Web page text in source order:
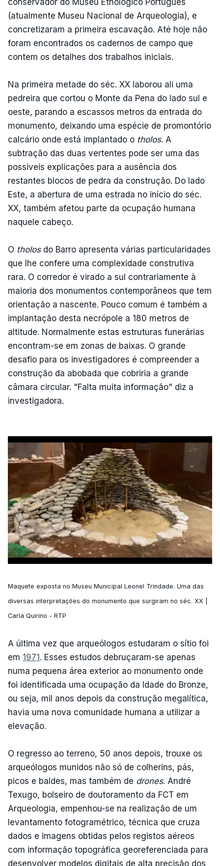
conservador do Museu Etnológico Português
(atualmente Museu Nacional de Arqueologia), e
concretizaram a primeira escavação. Até hoje não
foram encontrados os cadernos de campo que
contem os detalhes dos trabalhos iniciais.
Na primeira metade do séc. XX laborou ali uma
pedreira que cortou o Monte da Pena do lado sul e
oeste, parando a escassos metros da entrada do
monumento, deixando uma espécie de promontório
calcário onde está implantado o tholos. A
subtração das duas vertentes pode ser uma das
possiveis explicações para a ausência dos
restantes blocos de pedra da construção. Do lado
Este, a abertura de uma estrada no início do séc.
XX, também afetou parte da ocupação humana
naquele cabeço.
O tholosdo Barro apresenta várias particularidades
que lhe confere uma complexidade construtiva
rara. O corredor é virado a sul contrariamente à
maioria dos monumentos contemporâneos que tem
orientação a nascente. Pouco comum é também a
implantação desta necrópole a 180 metros de
altitude. Normalmente estas estruturas funerárias
encontram-se em zonas de baixas. O grande
desafio para os investigadores é compreender a
construção da abobada que cobriria a grande
câmara circular. "Falta muita informação" diz a
investigadora.
Maquete exposta no Museu Municipal Leonel Trindade. Uma das
diversas interpretações do monumento que surgiram no séc. XX |
Carla Quirino - RTP
A última vez que arqueólogos estudaram o sítio foi
em 1971 . Esses estudos debruçaram-se apenas
numa pequena área exterior ao monumento onde
foi identificada uma ocupação da Idade do Bronze,
ou seja, mil anos depois da construção megalítica,
havia uma nova comunidade humana a utilizar a
elevação.
O regresso ao terreno, 50 anos depois, trouxe os
arqueólogos munidos não só de colherins, pás,
picos e baldes, mas também de drones. André
Texugo, bolseiro de doutoramento da FCT em
Arqueologia, empenhou-se na realização de um
levantamento fotogramétrico, técnica que cruza
dados e imagens obtidas pelos registos aéreos
com informação topográfica georeferenciada para
desenvolver modelos digitais de alta precisão dos